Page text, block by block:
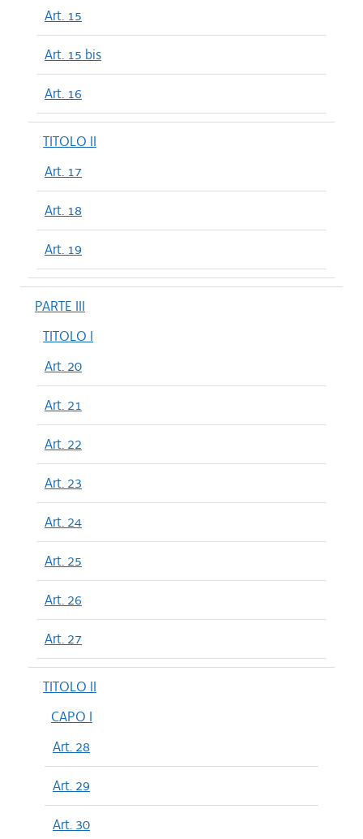
Art. 15
Art. 15 bis
Art. 16
TITOLO II
Art. 17
Art. 18
Art. 19
PARTE III
TITOLO I
Art. 20
Art. 21
Art. 22
Art. 23
Art. 24
Art. 25
Art. 26
Art. 27
TITOLO II
CAPO I
Art. 28
Art. 29
Art. 30